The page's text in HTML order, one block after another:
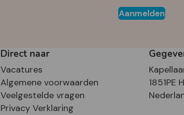
Aanmelden
Direct naar
Vacatures
Algemene voorwaarden
Veelgestelde vragen
Privacy Verklaring
1851PE